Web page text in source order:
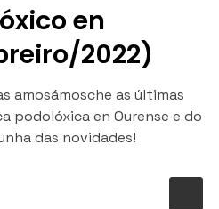
en
2022)
amosámosche as últimas
podolóxica en Ourense e do
das novidades!